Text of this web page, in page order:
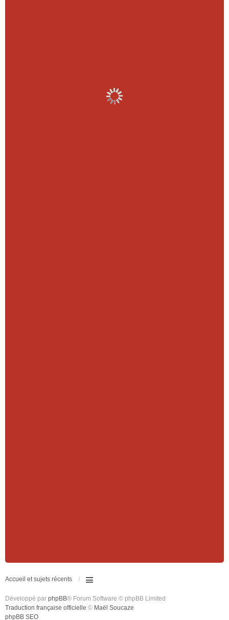
Accueil et sujets récents
Développé par phpBB® Forum Software © phpBB Limited
Traduction française officielle © Maël Soucaze
phpBB SEO